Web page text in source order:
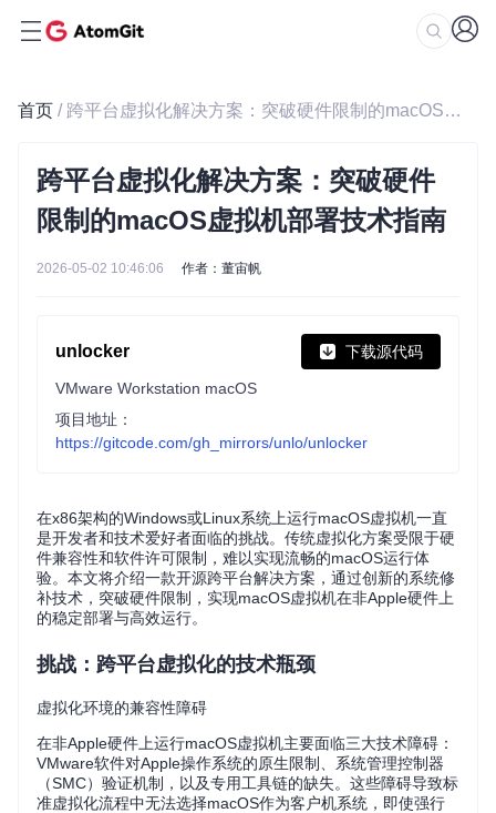
首页 / 跨平台虚拟化解决方案：突破硬件限制的macOS虚拟机部署技术指南
跨平台虚拟化解决方案：突破硬件
限制的macOS虚拟机部署技术指南
2026-05-02 10:46:06 作者：董宙帆
unlocker 下载源代码
VMware Workstation macOS
项目地址：
https://gitcode.com/gh_mirrors/unlo/unlocker
在x86架构的Windows或Linux系统上运行macOS虚拟机一直
是开发者和技术爱好者面临的挑战。传统虚拟化方案受限于硬
件兼容性和软件许可限制，难以实现流畅的macOS运行体
验。本文将介绍一款开源跨平台解决方案，通过创新的系统修
补技术，突破硬件限制，实现macOS虚拟机在非Apple硬件上
的稳定部署与高效运行。
挑战：跨平台虚拟化的技术瓶颈
虚拟化环境的兼容性障碍
在非Apple硬件上运行macOS虚拟机主要面临三大技术障碍：
VMware软件对Apple操作系统的原生限制、系统管理控制器
（SMC）验证机制，以及专用工具链的缺失。这些障碍导致标
准虚拟化流程中无法选择macOS作为客户机系统，即使强行